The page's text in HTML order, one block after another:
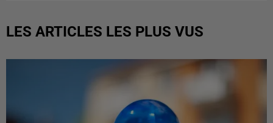
LES ARTICLES LES PLUS VUS